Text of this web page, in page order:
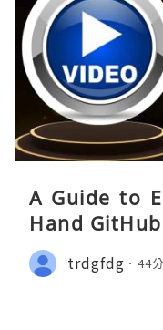
A Guide to
Hand
trdgfdg 44